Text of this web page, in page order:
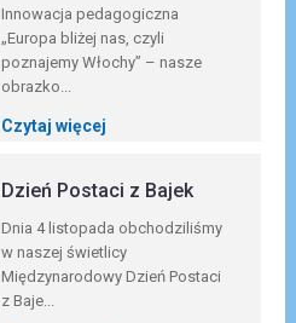
Innowacja pedagogiczna
„Europa bliżej nas, czyli
poznajemy Włochy” – nasze
obrazko...
Czytaj więcej
Dzień Postaci z Bajek
Dnia 4 listopada obchodziliśmy
w naszej świetlicy
Międzynarodowy Dzień Postaci
z Baje...